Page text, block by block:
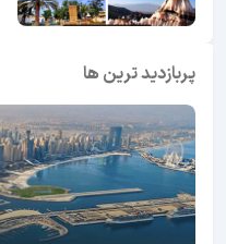
پربازدید ترین ها